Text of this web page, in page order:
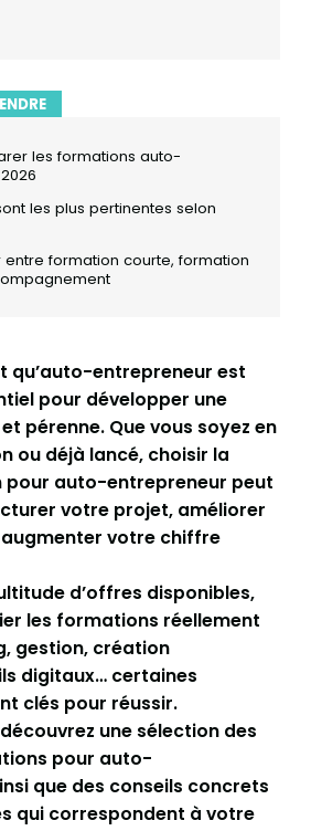
les formations auto-
les plus pertinentes selon
entre formation courte, formation
qu’auto-entrepreneur est
pour développer une
pérenne. Que vous soyez en
ou déjà lancé, choisir la
auto-entrepreneur peut
votre projet, améliorer
votre chiffre
d’offres disponibles,
les formations réellement
gestion, création
digitaux… certaines
clés pour réussir.
une sélection des
pour auto-
que des conseils concrets
qui correspondent à votre